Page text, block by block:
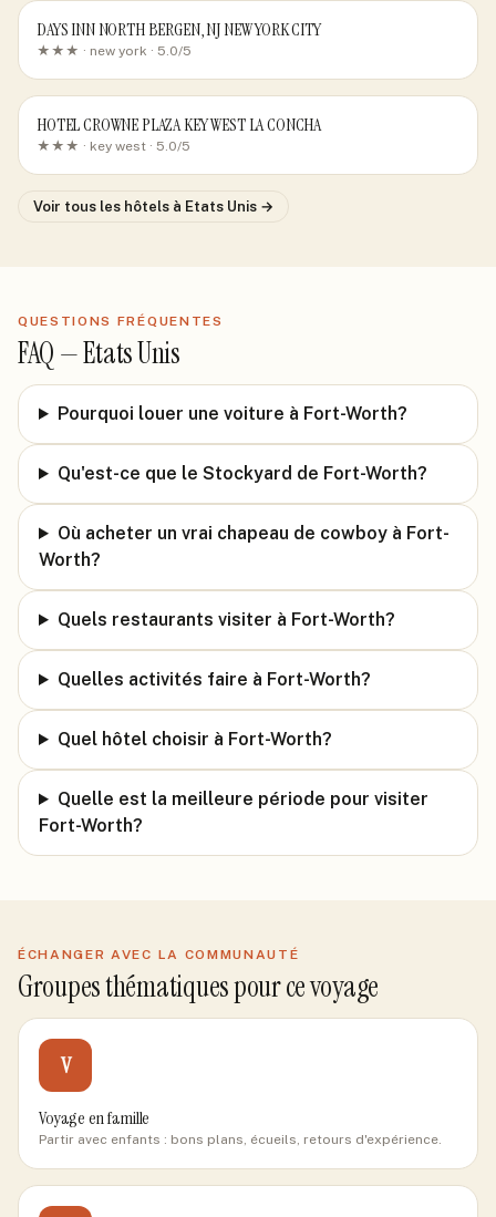
DAYS INN NORTH BERGEN, NJ NEW YORK CITY
★★★ · new york · 5.0/5
HOTEL CROWNE PLAZA KEY WEST LA CONCHA
★★★ · key west · 5.0/5
Voir tous les hôtels à Etats Unis →
QUESTIONS FRÉQUENTES
FAQ —Etats Unis
Pourquoi louer une voiture à Fort-Worth?
Qu'est-ce que le Stockyard de Fort-Worth?
Où acheter un vrai chapeau de cowboy à Fort-
Worth?
Quels restaurants visiter à Fort-Worth?
Quelles activités faire à Fort-Worth?
Quel hôtel choisir à Fort-Worth?
Quelle est la meilleure période pour visiter
Fort-Worth?
ÉCHANGER AVEC LA COMMUNAUTÉ
Groupes thématiques pour ce voyage
V
Voyage en famille
Partir avec enfants : bons plans, écueils, retours d'expérience.